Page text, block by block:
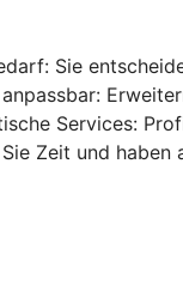
Sie
Services:
Zeit und